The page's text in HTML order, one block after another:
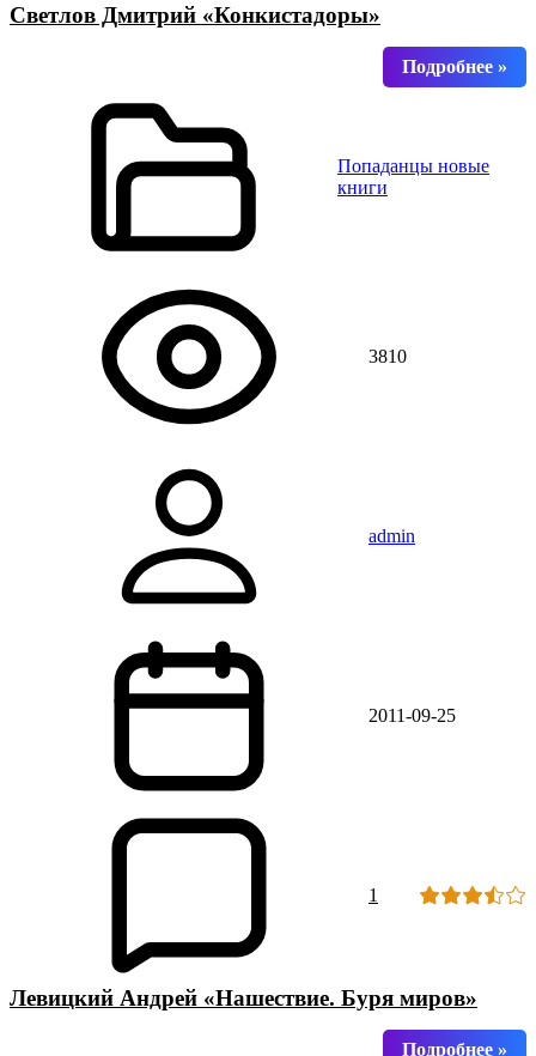
Светлов Дмитрий «Конкистадоры»
Попаданцы новые
книги
3810
admin
2011-09-25
1
Левицкий Андрей «Нашествие. Буря миров»